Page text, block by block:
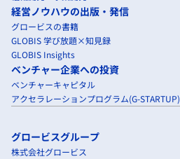
経営ノウハウの出版・発信
グロービスの書籍
GLOBIS 学び放題×知見録
GLOBIS Insights
ベンチャー企業への投資
ベンチャーキャピタル
アクセラレーションプログラム(G-STARTUP)
グロービスグループ
株式会社グロービス